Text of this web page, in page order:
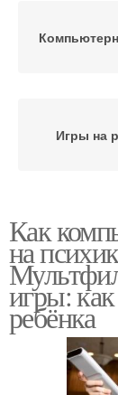
Игры на
Как
на
игры:
ребёнка